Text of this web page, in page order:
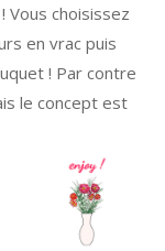
Vous choisissez
en vrac puis
! Par contre
le concept est